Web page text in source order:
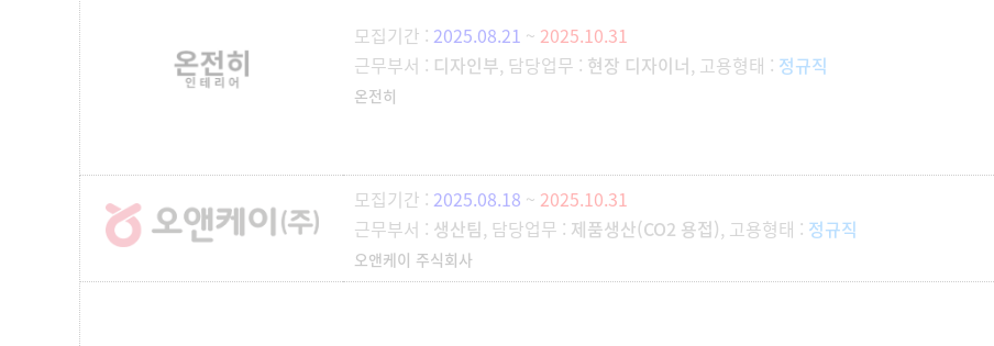
모집기간 : 2025.08.21 ~ 2025.10.31
근무부서 : 디자인부, 담당업무 : 현장 디자이너, 고용형태 : 정규직
온전히
모집기간 : 2025.08.18 ~ 2025.10.31
근무부서 : 생산팀, 담당업무 : 제품생산(CO2 용접), 고용형태 : 정규직
오앤케이 주식회사